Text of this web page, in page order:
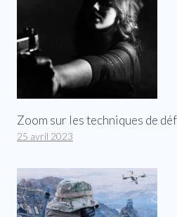
Zoom sur les techniques de
25 avril 2023